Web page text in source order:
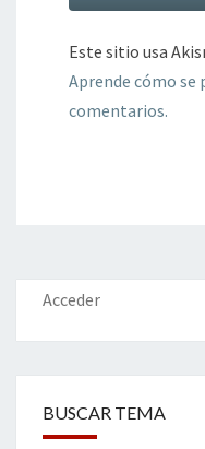
Este sitio usa
Aprende cómo se
comentarios.
Acceder
BUSCAR TEMA